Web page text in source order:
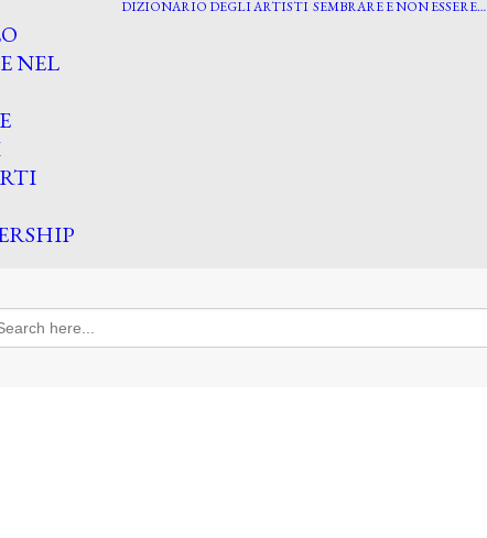
NEL
DIZIONARIO DEGLI ARTISTI SEMBRARE E NON ESSERE…